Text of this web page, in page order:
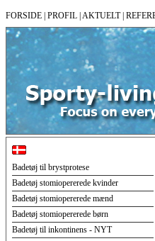
FORSIDE PROFIL AKTUELT|
Badetøj til brystprotese
Badetøj stomiopererede kvinder
Badetøj stomiopererede mænd
Badetøj stomiopererede børn
Badetøj til inkontinens - NYT